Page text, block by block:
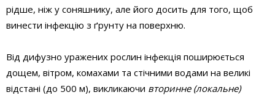
рідше, ніж у соняшнику, але його досить для того, щоб
винести інфекцію з ґрунту на поверхню.
Від дифузно уражених рослин інфекція поширюється
дощем, вітром, комахами та стічними водами на великі
відстані (до 500 м), викликаючи вторинне (локальне)